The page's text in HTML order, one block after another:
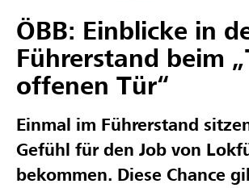
ÖBB: Einblicke in
Führerstand beim
offenen Tür“
Einmal im Führerstand
Gefühl für den Job von
bekommen. Diese Chance